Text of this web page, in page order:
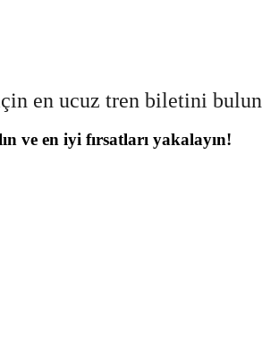
en ucuz tren biletini bulun
ve en iyi fırsatları yakalayın!